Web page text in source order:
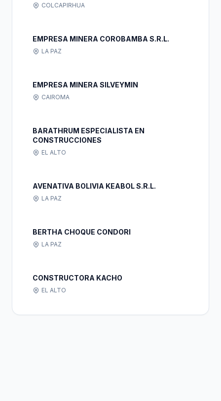
COLCAPIRHUA
EMPRESA MINERA COROBAMBA S.R.L.
LA PAZ
EMPRESA MINERA SILVEYMIN
CAIROMA
BARATHRUM ESPECIALISTA EN
CONSTRUCCIONES
EL ALTO
AVENATIVA BOLIVIA KEABOL S.R.L.
LA PAZ
BERTHA CHOQUE CONDORI
LA PAZ
CONSTRUCTORA KACHO
EL ALTO